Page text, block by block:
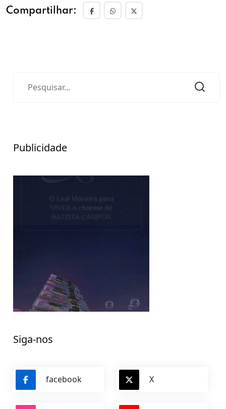
Compartilhar:
Publicidade
Siga-nos
facebook X